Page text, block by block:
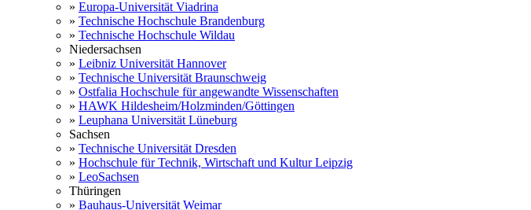
» Europa-Universität Viadrina
» Technische Hochschule Brandenburg
» Technische Hochschule Wildau
Niedersachsen
» Leibniz Universität Hannover
» Technische Universität Braunschweig
» Ostfalia Hochschule für angewandte Wissenschaften
» HAWK Hildesheim/Holzminden/Göttingen
» Leuphana Universität Lüneburg
Sachsen
» Technische Universität Dresden
» Hochschule für Technik, Wirtschaft und Kultur Leipzig
» LeoSachsen
Thüringen
» Bauhaus-Universität Weimar